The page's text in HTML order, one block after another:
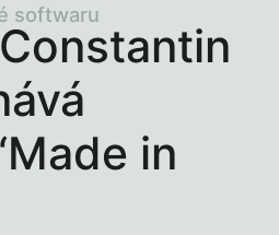
in
softwaru